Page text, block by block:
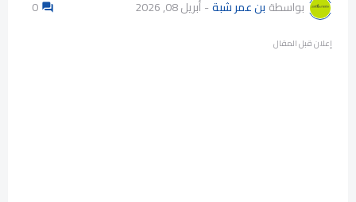
بواسطة بن عمر شبة-أبريل 08, 2026 0
إعلان قبل المقال